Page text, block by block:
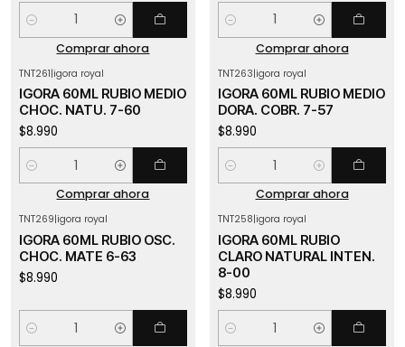
Cantidad
Comprar ahora
Cantidad
Comprar ahora
TNT261|igora royal
IGORA 60ML RUBIO MEDIO
CHOC. NATU. 7-60
$8.990
Cantidad
Comprar ahora
TNT263|igora royal
IGORA 60ML RUBIO MEDIO
DORA. COBR. 7-57
$8.990
Cantidad
Comprar ahora
TNT269|igora royal
IGORA 60ML RUBIO OSC.
CHOC. MATE 6-63
$8.990
Cantidad
TNT258|igora royal
IGORA 60ML RUBIO
CLARO NATURAL INTEN.
8-00
$8.990
Cantidad